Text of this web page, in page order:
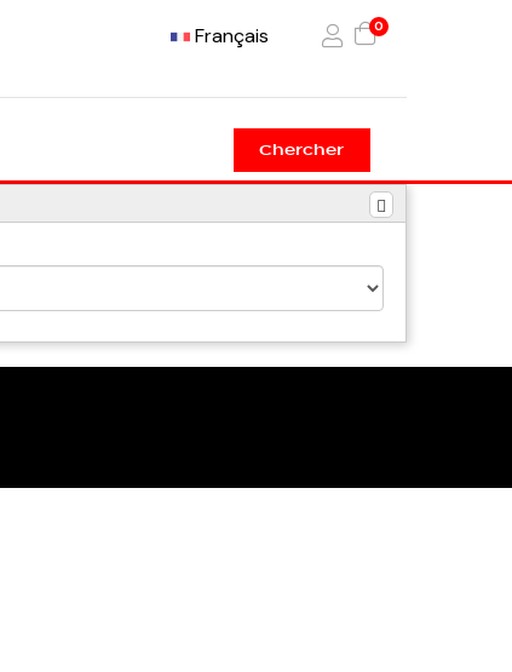
Français 0
Chercher